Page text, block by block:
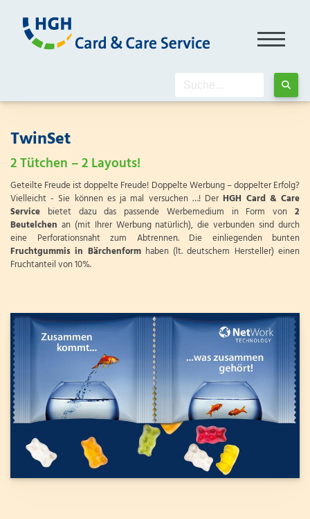
TwinSet
2 Tütchen – 2 Layouts!
Geteilte Freude ist doppelte Freude! Doppelte Werbung – doppelter Erfolg?
Vielleicht - Sie können es ja mal versuchen …! DerHGH Card & Care
Service bietet dazu das passende Werbemedium in Form von 2
Beutelchen an (mit Ihrer Werbung natürlich), die verbunden sind durch
eine Perforationsnaht zum Abtrennen. Die einliegenden bunten
Fruchtgummis in Bärchenformhaben (lt. deutschem Hersteller) einen
Fruchtanteil von 10%.